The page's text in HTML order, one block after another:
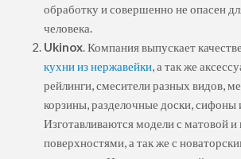
обработку и совершенно не опасен
человека.
Ukinox. Компания выпускает
кухни из нержавейки, а так же
рейлинги, смесители разных видов,
корзины, разделочные доски, сифоны
Изготавливаются модели с матовой
поверхностями, а так же с